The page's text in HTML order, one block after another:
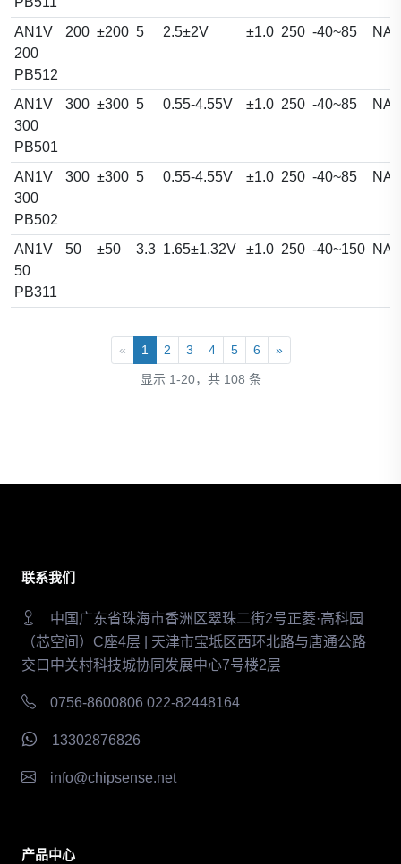
AN1V
200
PB512
200 ±200 5 2.5±2V ±1.0 250 -40~85 NA
AN1V
300
PB501
300 ±300 5 0.55-4.55V ±1.0 250 -40~85 NA
AN1V
300
PB502
300 ±300 5 0.55-4.55V ±1.0 250 -40~85 NA
AN1V
50
PB311
50 ±50 3.3 1.65±1.32V ±1.0 250 -40~150 NA
« 1 2 3 4 5 6 »
显示 1-20，共 108 条
联系我们
中国广东省珠海市香洲区翠珠二街2号正菱·高科园
（芯空间）C座4层 | 天津市宝坻区西环北路与唐通公路
交口中关村科技城协同发展中心7号楼2层
0756-8600806 022-82448164
13302876826
info@chipsense.net
产品中心